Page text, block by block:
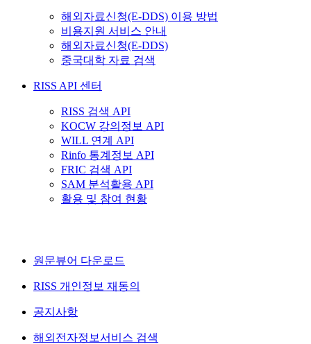
해외자료신청(E-DDS) 이용 방법
비용지원 서비스 안내
해외자료신청(E-DDS)
중국대학 자료 검색
RISS API 센터
RISS 검색 API
KOCW 강의정보 API
WILL 연계 API
Rinfo 통계정보 API
FRIC 검색 API
SAM 분석활용 API
활용 및 참여 현황
원문뷰어 다운로드
RISS 개인정보 재동의
공지사항
해외전자정보서비스 검색